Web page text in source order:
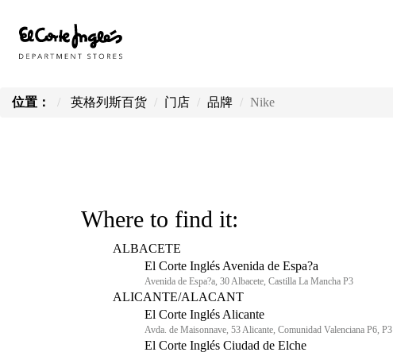
位置： 英格列斯百货 门店 品牌 Nike
Where to find it:
ALBACETE
El Corte Inglés Avenida de Espa?a
Avenida de Espa?a, 30 Albacete, Castilla La Mancha P3
ALICANTE/ALACANT
El Corte Inglés Alicante
Avda. de Maisonnave, 53 Alicante, Comunidad Valenciana P6, P3
El Corte Inglés Ciudad de Elche